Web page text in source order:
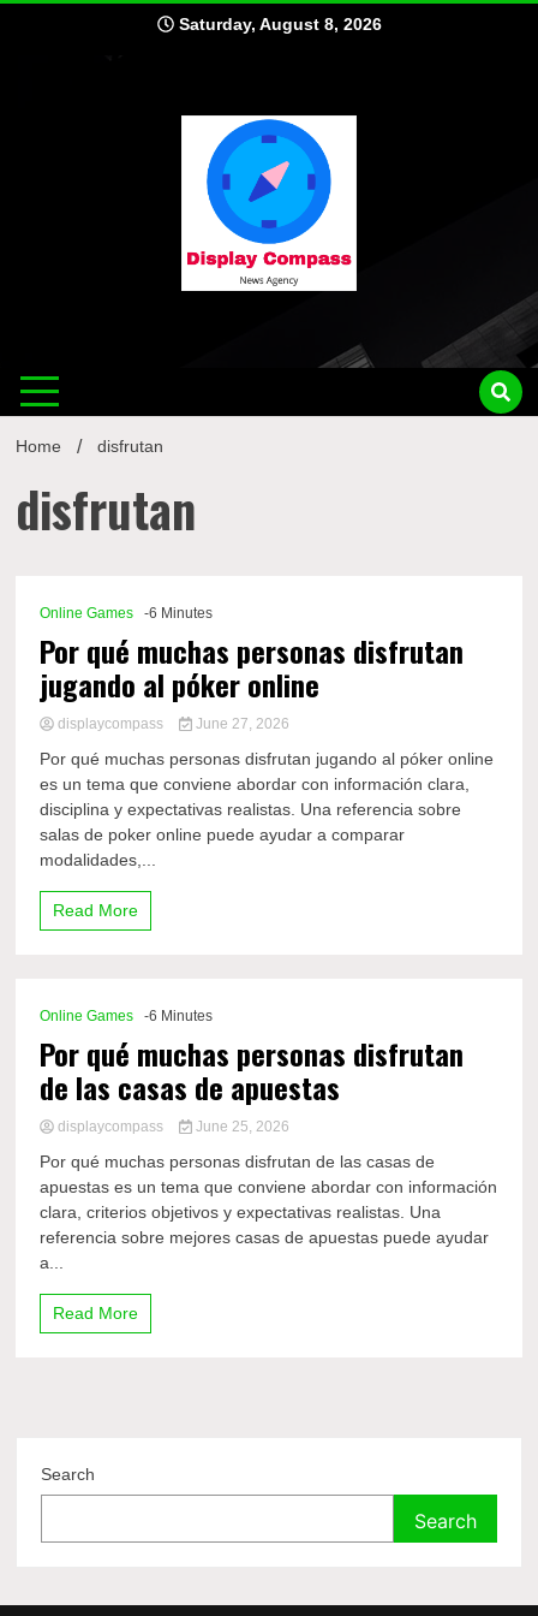
Saturday, August 8, 2026
Home disfrutan
disfrutan
Online Games -6 Minutes
Por qué muchas personas disfrutan
jugando al póker online
displaycompass June 27, 2026
Por qué muchas personas disfrutan jugando al póker online
es un tema que conviene abordar con información clara,
disciplina y expectativas realistas. Una referencia sobre
salas de poker online puede ayudar a comparar
modalidades,...
Read More
Online Games -6 Minutes
Por qué muchas personas disfrutan
de las casas de apuestas
displaycompass June 25, 2026
Por qué muchas personas disfrutan de las casas de
apuestas es un tema que conviene abordar con información
clara, criterios objetivos y expectativas realistas. Una
referencia sobre mejores casas de apuestas puede ayudar
a...
Read More
Search
Search